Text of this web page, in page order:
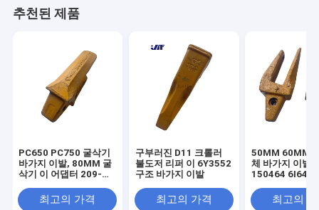
추천된 제품
PC650 PC750 굴삭기
바가지 이발, 80MM 굴
삭기 이 어댑터 209-
최고의 가격
구부러진 D11 크롤러
불도저 리퍼 이 6Y3552
구조 바가지 이발
최고의 가격
50MM 60MM
체 바가지 이발
150464 6I6464
최고의